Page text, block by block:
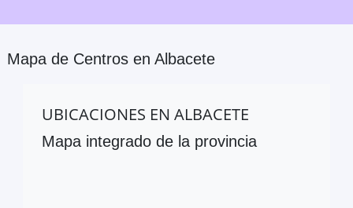
Mapa de Centros en Albacete
UBICACIONES EN ALBACETE
Mapa integrado de la provincia